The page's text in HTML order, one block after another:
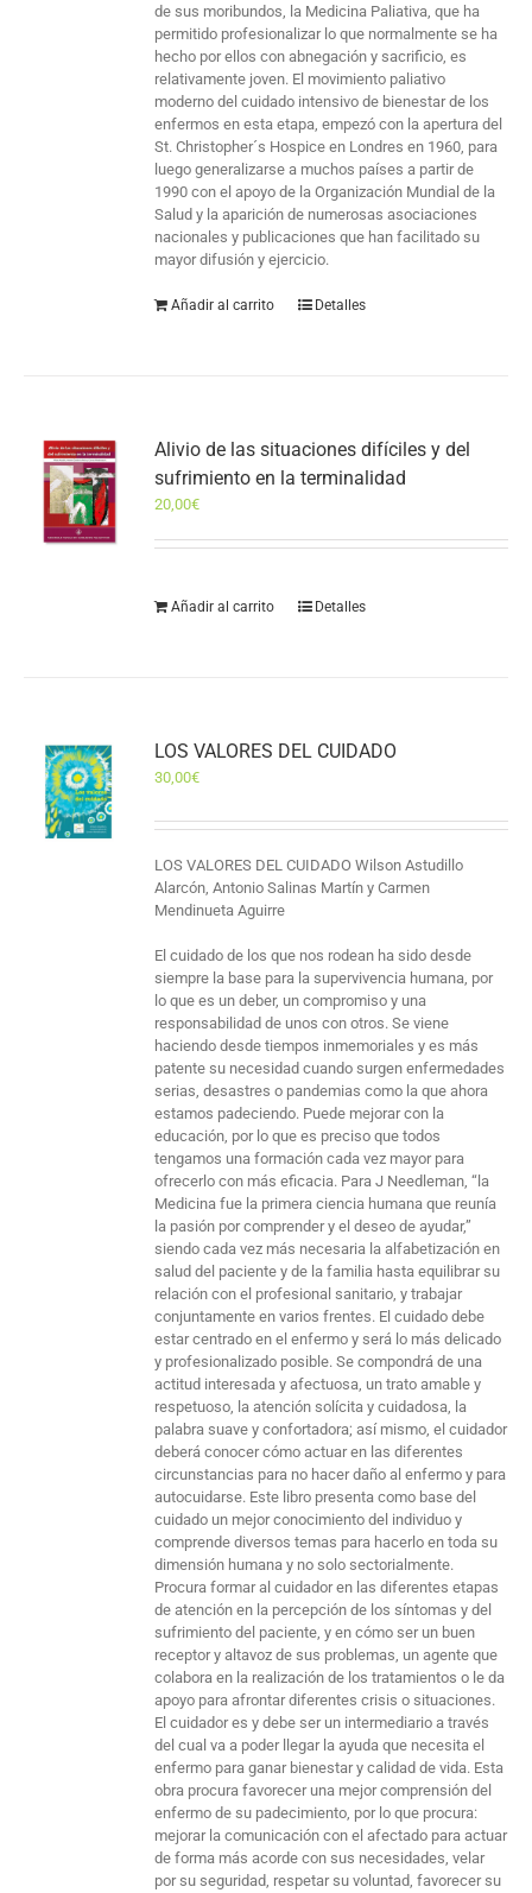
de sus moribundos, la Medicina Paliativa, que ha
permitido profesionalizar lo que normalmente se ha
hecho por ellos con abnegación y sacrificio, es
relativamente joven. El movimiento paliativo
moderno del cuidado intensivo de bienestar de los
enfermos en esta etapa, empezó con la apertura del
St. Christopher´s Hospice en Londres en 1960, para
luego generalizarse a muchos países a partir de
1990 con el apoyo de la Organización Mundial de la
Salud y la aparición de numerosas asociaciones
nacionales y publicaciones que han facilitado su
mayor difusión y ejercicio.
Añadir al carrito Detalles
Alivio de las situaciones difíciles y del
sufrimiento en la terminalidad
20,00€
Añadir al carrito Detalles
LOS VALORES DEL CUIDADO
30,00€
LOS VALORES DEL CUIDADO Wilson Astudillo
Alarcón, Antonio Salinas Martín y Carmen
Mendinueta Aguirre
El cuidado de los que nos rodean ha sido desde
siempre la base para la supervivencia humana, por
lo que es un deber, un compromiso y una
responsabilidad de unos con otros. Se viene
haciendo desde tiempos inmemoriales y es más
patente su necesidad cuando surgen enfermedades
serias, desastres o pandemias como la que ahora
estamos padeciendo. Puede mejorar con la
educación, por lo que es preciso que todos
tengamos una formación cada vez mayor para
ofrecerlo con más eficacia. Para J Needleman, “la
Medicina fue la primera ciencia humana que reunía
la pasión por comprender y el deseo de ayudar,”
siendo cada vez más necesaria la alfabetización en
salud del paciente y de la familia hasta equilibrar su
relación con el profesional sanitario, y trabajar
conjuntamente en varios frentes. El cuidado debe
estar centrado en el enfermo y será lo más delicado
y profesionalizado posible. Se compondrá de una
actitud interesada y afectuosa, un trato amable y
respetuoso, la atención solícita y cuidadosa, la
palabra suave y confortadora; así mismo, el cuidador
deberá conocer cómo actuar en las diferentes
circunstancias para no hacer daño al enfermo y para
autocuidarse. Este libro presenta como base del
cuidado un mejor conocimiento del individuo y
comprende diversos temas para hacerlo en toda su
dimensión humana y no solo sectorialmente.
Procura formar al cuidador en las diferentes etapas
de atención en la percepción de los síntomas y del
sufrimiento del paciente, y en cómo ser un buen
receptor y altavoz de sus problemas, un agente que
colabora en la realización de los tratamientos o le da
apoyo para afrontar diferentes crisis o situaciones.
El cuidador es y debe ser un intermediario a través
del cual va a poder llegar la ayuda que necesita el
enfermo para ganar bienestar y calidad de vida. Esta
obra procura favorecer una mejor comprensión del
enfermo de su padecimiento, por lo que procura:
mejorar la comunicación con el afectado para actuar
de forma más acorde con sus necesidades, velar
por su seguridad, respetar su voluntad, favorecer su